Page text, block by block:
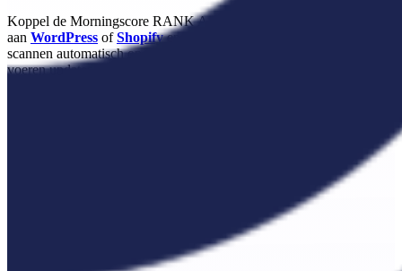
Koppel de Morningscore RANK AI plug-in
aan WordPress ofShopifyen laat de tool het zware werk doen. We
scannen automatisch op problemen, stellen oplossingen voor en
voeren updates door - wat je weken aan handmatig werk bespaart.